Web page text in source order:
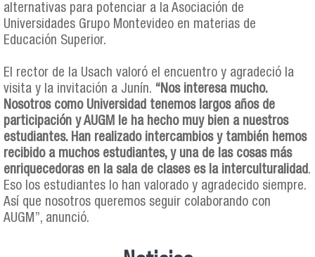
alternativas para potenciar a la Asociación de
Universidades Grupo Montevideo en materias de
Educación Superior.
El rector de la Usach valoró el encuentro y agradeció la
visita y la invitación a Junín. “Nos interesa mucho.
Nosotros como Universidad tenemos largos años de
participación y AUGM le ha hecho muy bien a nuestros
estudiantes. Han realizado intercambios y también hemos
recibido a muchos estudiantes, y una de las cosas más
enriquecedoras en la sala de clases es la interculturalidad.
Eso los estudiantes lo han valorado y agradecido siempre.
Así que nosotros queremos seguir colaborando con
AUGM”, anunció.